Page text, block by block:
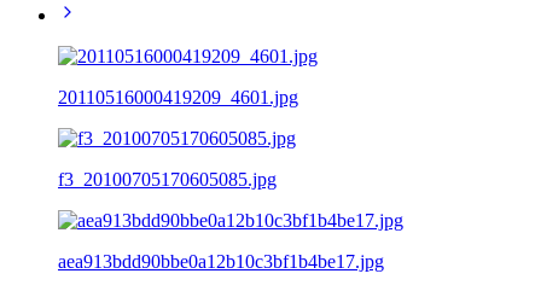
20110516000419209_4601.jpg
f3_20100705170605085.jpg
aea913bdd90bbe0a12b10c3bf1b4be17.jpg